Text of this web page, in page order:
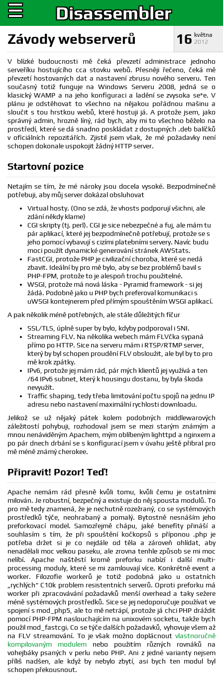
☰ Disassembler
16 května
2012
Závody webserverů
V blízké budoucnosti mě čeká převzetí administrace jednoho
serveříku hostujícího cca stovku webů. Přesněji řečeno, čeká mě
převzetí hostovaných dat a nastavení zbrusu nového serveru. Ten
současný totiž funguje na Windows Serveru 2008, jedná se o
klasický WAMP a na jeho konfiguraci a ladění se zvysoka se*e. V
plánu je odstěhovat to všechno na nějakou pořádnou mašinu a
sloučit s tou hrstkou webů, které hostuji já. A protože jsem, jako
správný admin, hrozně líný, rád bych, aby mi to všechno běželo na
prostředí, které se dá snadno poskládat z dostupných .deb balíčků
v oficiálních repozitářích. Zjistil jsem však, že mé požadavky není
schopen dokonale uspokojit žádný HTTP server.
Startovní pozice
Netajím se tím, že mé nároky jsou docela vysoké. Bezpodmínečně
potřebuji, aby můj server dokázal obsluhovat
Virtual hosty. (Ono se zdá, že vhosts podporují všichni, ale
zdání někdy klame)
CGI skripty (tj. perl). CGI je sice nebezpečné a fuj, ale mám tu
pár aplikací, které jej bezpodmínečně potřebují, protože se s
jeho pomocí vybavují s cizími platebními servery. Navíc budu
moci použít dynamické generování stránek AWStats.
FastCGI, protože PHP je civilizační choroba, které se nedá
zbavit. Ideální by pro mě bylo, aby se bez problémů bavil s
PHP-FPM, protože to je alespoň trochu použitelné.
WSGI, protože má nová láska - Pyramid framework - si jej
žádá. Podobně jako u PHP bych preferoval komunikaci s
uWSGI kontejnerem před přímým spouštěním WSGI aplikací.
A pak několik méně potřebných, ale stále důležitých fíčur
SSL/TLS, úplně super by bylo, kdyby podporoval i SNI.
Streaming FLV. Na několika webech mám FLVčka sypaná
přímo po HTTP. Sice na serveru mám i RTSP/RTMP server,
který by byl schopen proudění FLV obsloužit, ale byl by to pro
mě krok zpátky.
IPv6, protože jej mám rád, pár mých klientů jej využívá a ten
/64 IPv6 subnet, který k housingu dostanu, by byla škoda
nevyužít.
Traffic shaping, tedy třeba limitování počtu spojů na jednu IP
adresu nebo nastavení maximální rychlosti downloadu.
Jelikož se už nějaký pátek kolem podobných middlewarových
záležitostí pohybuji, rozhodoval jsem se mezi starým známým a
mnou nenáviděným Apachem, mým oblíbeným lighttpd a nginxem a
po pár dnech drbání se s konfigurací jsem v úvahu ještě přibral pro
mě méně známý cherokee.
Připravit! Pozor! Teď!
Apache nemám rád přesně kvůli tomu, kvůli čemu je ostatními
milován. Je robustní, bezpečný a existuje do něj spousta modulů. To
pro mě tedy znamená, že je nechutně rozežraný, co se systémových
prostředků týče, neohrabaný a pomalý. Bytostně nesnáším jeho
preforkovací model. Samozřejmě chápu, jaké benefity přináší a
souhlasím s tím, že při spouštění kočkopsů s příponou .php je
potřeba držet si je co nejdále od těla a zároveň ohlídat, aby
nenadělali moc velkou paseku, ale zrovna tenhle způsob se mi moc
nelíbí. Apache naštěstí kromě preforku nabízí i další multi-
processing moduly, které se mi zamlouvají více. Konkrétně event a
worker. Filozofie workerů je totiž podobná jako u ostatních
„rychlých“ C10k problem resistentních serverů. Oproti preforku má
worker při zpracovávání požadavků menší overhead a taky sežere
méně systémových prostředků. Sice se jej nedoporučuje používat ve
spojení s mod_php5, ale to mě netrápí, protože já chci PHP dráždit
pomocí PHP-FPM naslouchajícím na unixovém socketu, takže bych
použil mod_fastcgi. Co se týče dalších požadavků, vyhovuje všem až
na FLV streamování. To je však možno doplácnout vlastnoručně
kompilovaným modulem nebo použitím různých rovnáků na
vohejbáky psaných v perlu nebo PHP. Ani z jedné varianty nejsem
příliš nadšen, ale když by nebylo zbytí, asi bych ten modul byl
schopen překousnout.